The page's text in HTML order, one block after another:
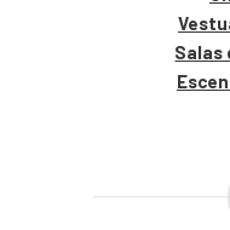
Salas